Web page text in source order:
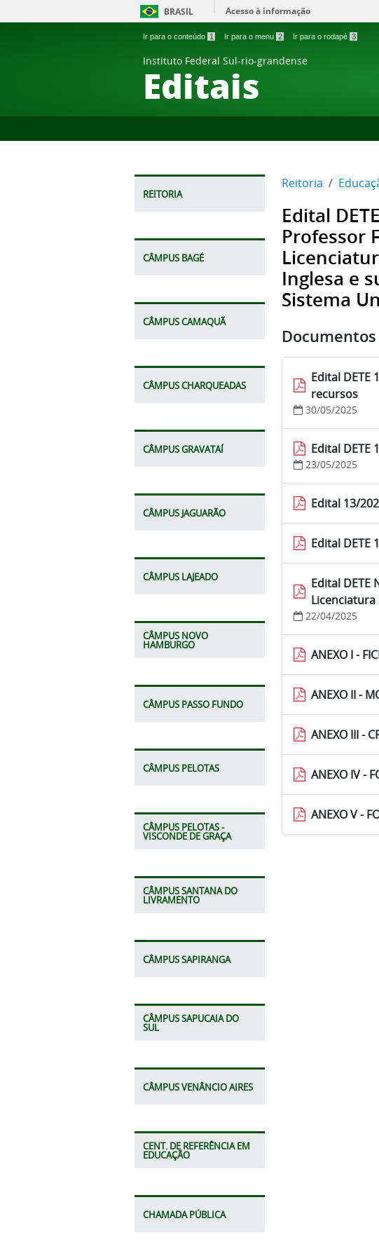
BRASIL Acesso à informação
Ir para o conteúdo 1 Ir para o menu 2 Ir para o rodapé 3
Instituto Federal Sul-rio-grandense
Editais
REITORIA
CÂMPUS BAGÉ
CÂMPUS CAMAQUÃ
CÂMPUS CHARQUEADAS
CÂMPUS GRAVATAÍ
CÂMPUS JAGUARÃO
CÂMPUS LAJEADO
CÂMPUS NOVO
HAMBURGO
CÂMPUS PASSO FUNDO
CÂMPUS PELOTAS
CÂMPUS PELOTAS -
VISCONDE DE GRAÇA
CÂMPUS SANTANA DO
LIVRAMENTO
CÂMPUS SAPIRANGA
CÂMPUS SAPUCAIA DO
SUL
CÂMPUS VENÂNCIO AIRES
CENT. DE REFERÊNCIA EM
EDUCAÇÃO
CHAMADA PÚBLICA
Reitoria
Edital
Professor
Inglesa e
Sistema
Documentos
Edital
recursos
30/05/2025
Edital
23/05/2025
Edital 13/
Edital DETE
Edital DETE
Licenciatura
22/04/2025
ANEXO I -
ANEXO II -
ANEXO III -
ANEXO IV -
ANEXO V -